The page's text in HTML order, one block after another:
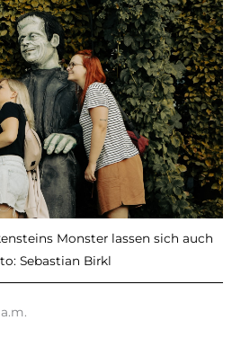
Monster lassen sich auch
Sebastian Birkl